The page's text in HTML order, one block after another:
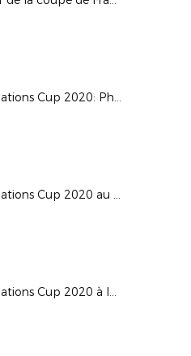
Danone Nations Cup 2020: Phase finale à la Saline les Bains
Danone Nations Cup 2020 au Tampon
Danone Nations Cup 2020 à la Saline les Bains